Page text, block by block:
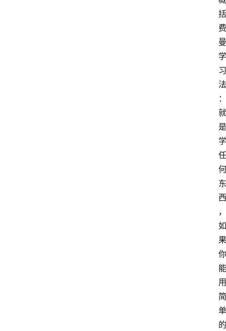
括
费
曼
学
习
法
：
就
是
学
任
何
东
西
，
如
果
你
能
用
简
单
的